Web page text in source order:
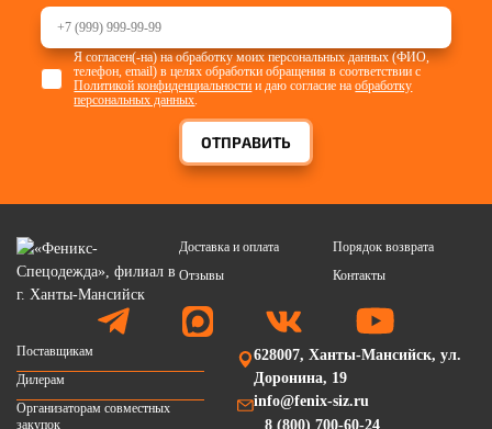
ОТПРАВИТЬ
Я согласен(-на) на обработку моих персональных данных (ФИО,
телефон, email) в целях обработки обращения в соответствии с
Политикой конфиденциальности и даю согласие наобработку
персональных данных
Доставка и оплата
Порядок возврата
Отзывы
Контакты
Поставщикам
Дилерам
Организаторам совместных
закупок
628007, Ханты-Мансийск, ул.
Доронина, 19
info@fenix-siz.ru
8 (800) 700-60-24